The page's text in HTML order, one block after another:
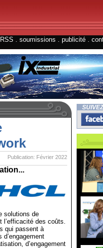
soumissions publicité
Publication: Février 2022
solutions de
l’efficacité des coûts.
qui passent à
d’engagement
d’engagement